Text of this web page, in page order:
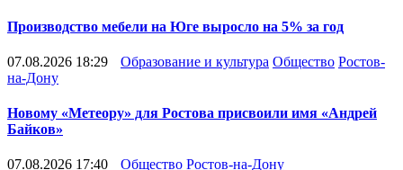
Производство мебели на Юге выросло на 5% за год
07.08.2026 18:29 Образование и культура Общество Ростов-
на-Дону
Новому «Метеору» для Ростова присвоили имя «Андрей
Байков»
07.08.2026 17:40 Общество Ростов-на-Дону